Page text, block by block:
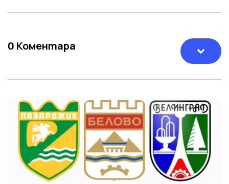
0 Коментара